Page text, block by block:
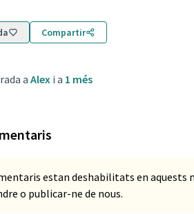
Compartir
aAlex i a 1 més
estan deshabilitats en
o publicar-ne de nous.